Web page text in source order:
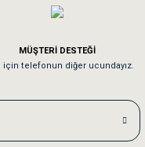
olması iyi.
Jack russell köpeğim
MÜŞTERİ DESTEĞİ
için telefonun diğer ucundayız.